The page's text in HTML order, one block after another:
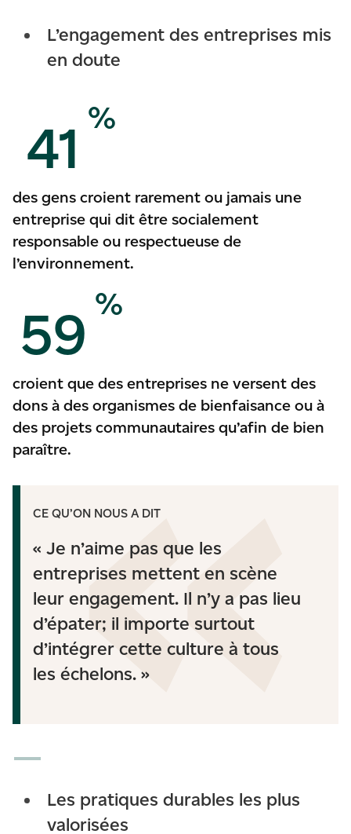
L’engagement des entreprises mis
en doute
41 %
des gens croient rarement ou jamais une
entreprise qui dit être socialement
responsable ou respectueuse de
l’environnement.
59 %
croient que des entreprises ne versent des
dons à des organismes de bienfaisance ou à
des projets communautaires qu’afin de bien
paraître.
CE QU’ON NOUS A DIT
« Je n’aime pas que les
entreprises mettent en scène
leur engagement. Il n’y a pas lieu
d’épater; il importe surtout
d’intégrer cette culture à tous
les échelons. »
Les pratiques durables les plus
valorisées